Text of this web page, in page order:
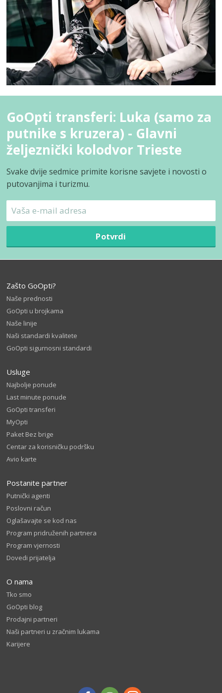
GoOpti transferi: Luka (samo za
putnike s kruzera) - Glavni
željeznički kolodvor Trieste
Svake dvije sedmice primite korisne savjete i novosti o
putovanjima i turizmu.
Potvrdi
Zašto GoOpti?
Naše prednosti
GoOpti u brojkama
Naše linije
Naši standardi kvalitete
GoOpti sigurnosni standardi
Usluge
Najbolje ponude
Last minute ponude
GoOpti transferi
MyOpti
Paket Bez brige
Centar za korisničku podršku
Avio karte
Postanite partner
Putnički agenti
Poslovni račun
Oglašavajte se kod nas
Program pridruženih partnera
Program vjernosti
Dovedi prijatelja
O nama
Tko smo
GoOpti blog
Prodajni partneri
Naši partneri u zračnim lukama
Karijere